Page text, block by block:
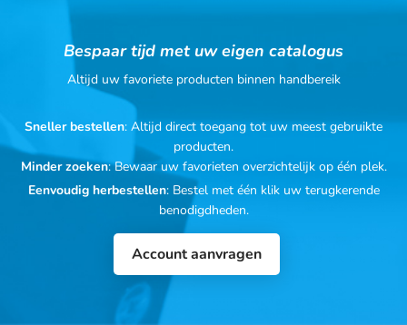
Bespaar tijd met uw eigen catalogus
Altijd uw favoriete producten binnen handbereik
Sneller bestellen: Altijd direct toegang tot uw meest gebruikte
producten.
Minder zoeken: Bewaar uw favorieten overzichtelijk op één plek.
Eenvoudig herbestellen: Bestel met één klik uw terugkerende
benodigdheden.
Account aanvragen